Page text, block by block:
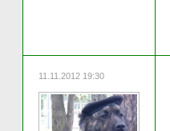
11.11.2012 19:30